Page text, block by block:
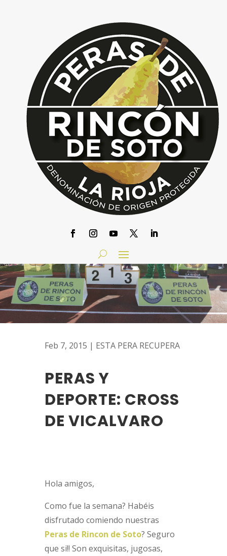
Feb 7, 2015 | ESTA PERA RECUPERA
PERAS Y
DEPORTE: CROSS
DE VICALVARO
Hola amigos,
Como fue la semana? Habéis
disfrutado comiendo nuestras
Peras de Rincon de Soto? Seguro
que si!! Son exquisitas, jugosas,